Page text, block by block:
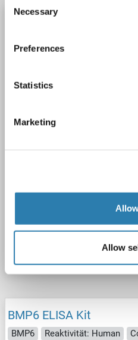
Selection
Necessary
Preferences
Statistics
Marketing
Allow
BMP6 ELISA Kit
1 image
Produktnummer
BMP6 ELISA Kit
BMP6 Reaktivität: Human